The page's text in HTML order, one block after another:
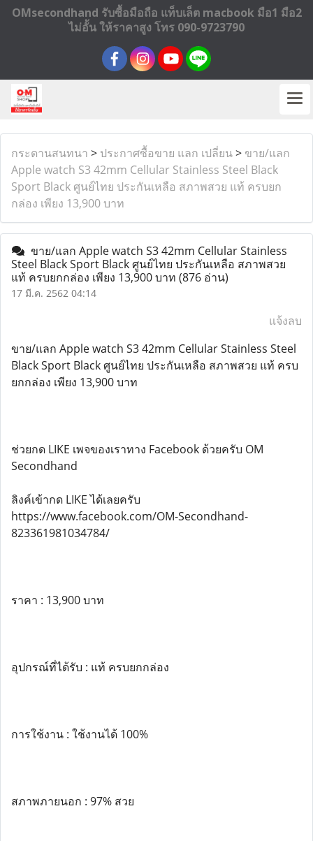
OMsecondhand รับซื้อมือถือ แท็บเล็ต macbook มือ1 มือ2
ไม่อั้น ให้ราคาสูง โทร 090-9723790
กระดานสนทนา > ประกาศซื้อขาย แลก เปลี่ยน> ขาย/แลก
Apple watch S3 42mm Cellular Stainless Steel Black
Sport Black ศูนย์ไทย ประกันเหลือ สภาพสวย แท้ ครบยก
กล่อง เพียง 13,900 บาท
ขาย/แลก Apple watch S3 42mm Cellular Stainless
Steel Black Sport Black ศูนย์ไทย ประกันเหลือ สภาพสวย
แท้ ครบยกกล่อง เพียง 13,900 บาท (876 อ่าน)
17 มี.ค. 2562 04:14
แจ้งลบ
ขาย/แลก Apple watch S3 42mm Cellular Stainless Steel
Black Sport Black ศูนย์ไทย ประกันเหลือ สภาพสวย แท้ ครบ
ยกกล่อง เพียง 13,900 บาท
ช่วยกด LIKE เพจของเราทาง Facebook ด้วยครับ OM
Secondhand
ลิงค์เข้ากด LIKE ได้เลยครับ
https://www.facebook.com/OM-Secondhand-
823361981034784/
ราคา : 13,900 บาท
อุปกรณ์ที่ได้รับ : แท้ ครบยกกล่อง
การใช้งาน : ใช้งานได้ 100%
สภาพภายนอก : 97% สวย